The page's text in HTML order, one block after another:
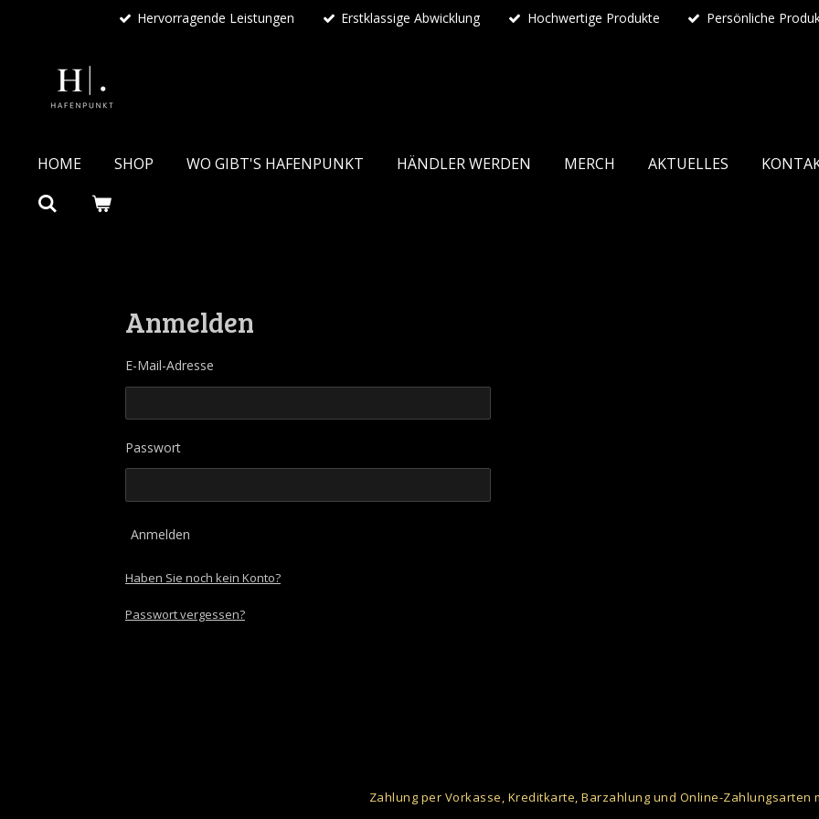
Hervorragende Leistungen Erstklassige Abwicklung Hochwertige Produkte Persönliche
HOME SHOP WO GIBT'S HAFENPUNKT HÄNDLER WERDEN MERCH AKTUELLES
Anmelden
E-Mail-Adresse
Passwort
Anmelden
Haben Sie noch kein Konto?
Passwort vergessen?
Zahlung per Vorkasse, Kreditkarte, Barzahlung und Online-Zahlungsarten